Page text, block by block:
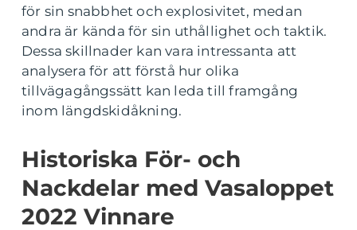
för sin snabbhet och explosivitet, medan
andra är kända för sin uthållighet och taktik.
Dessa skillnader kan vara intressanta att
analysera för att förstå hur olika
tillvägagångssätt kan leda till framgång
inom längdskidåkning.
Historiska För- och
Nackdelar med Vasaloppet
2022 Vinnare